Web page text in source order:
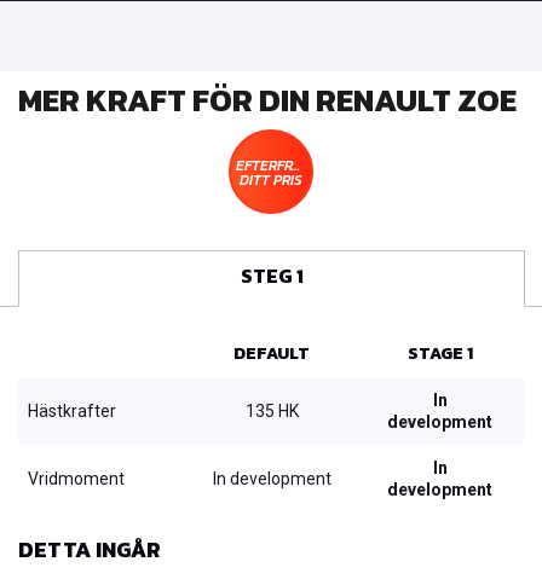
MER KRAFT FÖR DIN RENAULT ZOE
EFTERFRÅGA
DITT PRIS
STEG 1
DEFAULT STAGE 1
Hästkrafter 135 HK
In
development
Vridmoment In development
In
development
DETTA INGÅR